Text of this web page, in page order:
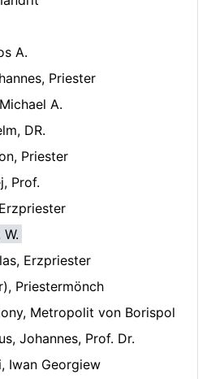
A.
Priester
A.
DR.
Priester
Prof.
Erzpriester
Priestermönch
Metropolit von Borispol
Johannes, Prof. Dr.
Iwan Georgiew